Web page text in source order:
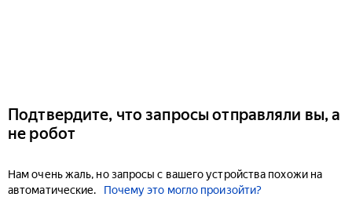
Подтвердите, что запросы отправляли вы, а
не робот
Нам очень жаль, но запросы с вашего устройства похожи на
автоматические.
Почему это могло произойти?